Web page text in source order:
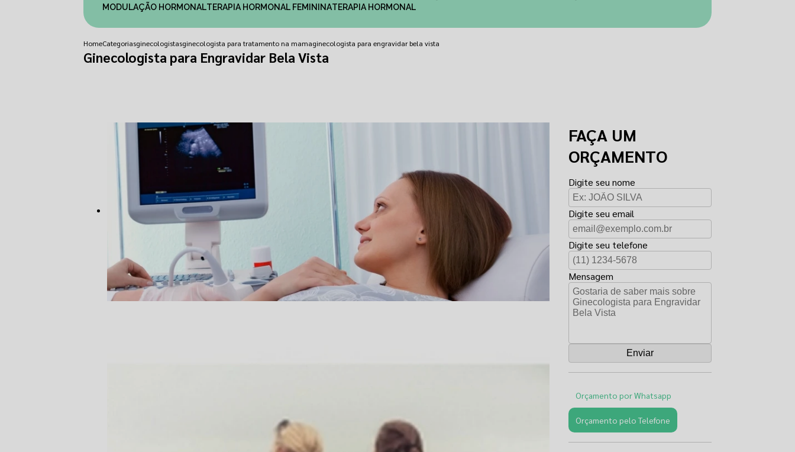
MODULAÇÃO HORMONAL
TERAPIA HORMONAL FEMININA TERAPIA HORMONAL
HomeCategoriasginecologistasginecologista para tratamento na mamaginecologista para engravidar bela vista
Ginecologista para Engravidar Bela Vista
FAÇA UM
ORÇAMENTO
Digite seu nome
Digite seu email
Digite seu telefone
Mensagem
Orçamento por Whatsapp
Orçamento pelo Telefone